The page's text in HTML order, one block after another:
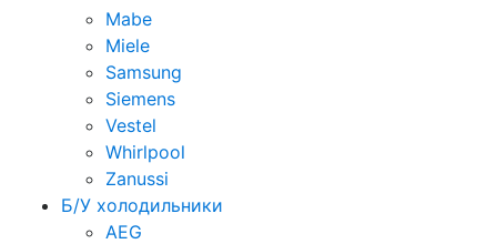
Mabe
Miele
Samsung
Siemens
Vestel
Whirlpool
Zanussi
Б/У холодильники
AEG